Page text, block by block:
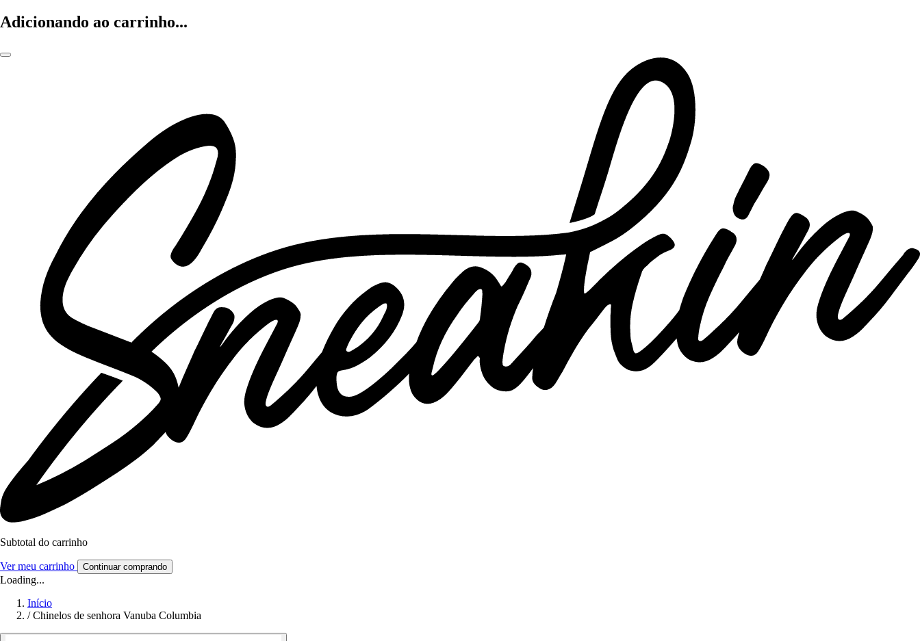
Adicionando ao carrinho...
Subtotal do carrinho
Ver meu carrinho Continuar comprando
Loading...
Início
/ Chinelos de senhora Vanuba Columbia